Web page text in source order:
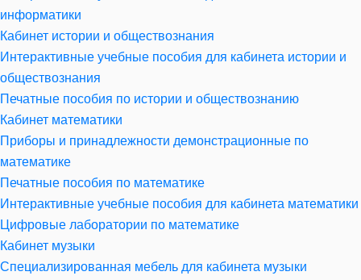
информатики
Кабинет истории и обществознания
Интерактивные учебные пособия для кабинета истории и
обществознания
Печатные пособия по истории и обществознанию
Кабинет математики
Приборы и принадлежности демонстрационные по
математике
Печатные пособия по математике
Интерактивные учебные пособия для кабинета математики
Цифровые лаборатории по математике
Кабинет музыки
Специализированная мебель для кабинета музыки